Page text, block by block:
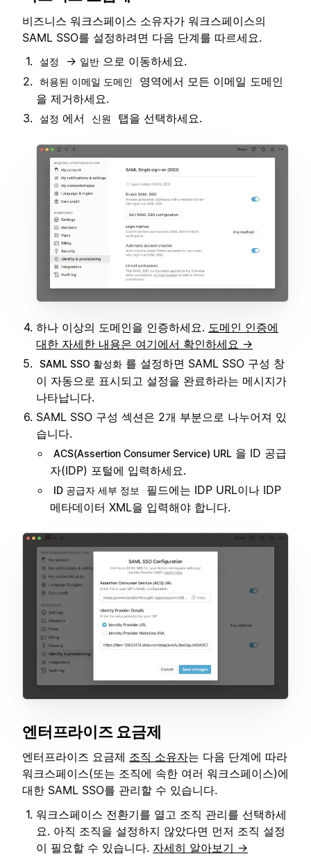
비즈니스 워크스페이스 소유자가 워크스페이스의
SAML SSO를 설정하려면 다음 단계를 따르세요.
설정 → 일반 으로 이동하세요.
허용된 이메일 도메인
영역에서 모든 이메일 도메인
을 제거하세요.
설정 에서 신원 탭을 선택하세요.
하나 이상의 도메인을 인증하세요. 도메인 인증에
대한 자세한 내용은 여기에서 확인하세요 →
SAML SSO 활성화 를 설정하면 SAML SSO 구성 창
이 자동으로 표시되고 설정을 완료하라는 메시지가
나타납니다.
SAML SSO 구성 섹션은 2개 부분으로 나누어져 있
습니다.
ACS(Assertion Consumer Service) URL 을 ID 공급
자(IDP) 포털에 입력하세요.
ID 공급자 세부 정보
필드에는 IDP URL이나 IDP
메타데이터 XML을 입력해야 합니다.
엔터프라이즈 요금제
엔터프라이즈 요금제 조직 소유자는 다음 단계에 따라
워크스페이스(또는 조직에 속한 여러 워크스페이스)에
대한 SAML SSO를 관리할 수 있습니다.
워크스페이스 전환기를 열고 조직 관리를 선택하세
요. 아직 조직을 설정하지 않았다면 먼저 조직 설정
이 필요할 수 있습니다. 자세히 알아보기 →